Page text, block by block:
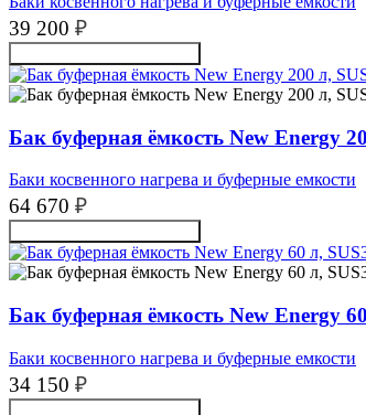
39 200 ₽
Бак буферная ёмкость New Energy
Баки косвенного нагрева и буферные емкости
64 670 ₽
Бак буферная ёмкость New Energy
Баки косвенного нагрева и буферные емкости
34 150 ₽